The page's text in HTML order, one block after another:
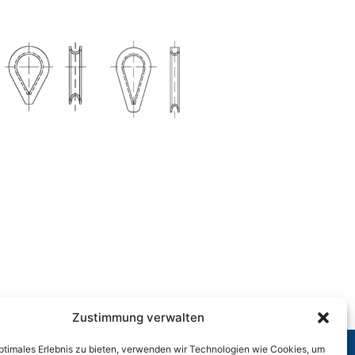
Zustimmung verwalten
Erlebnis zu bieten, verwenden wir Technologien wie Cookies, um